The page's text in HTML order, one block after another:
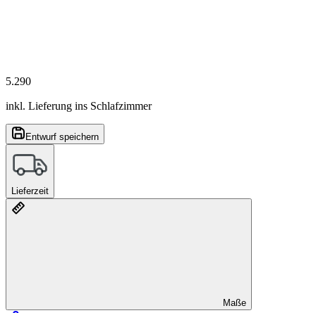
5.290
inkl. Lieferung ins Schlafzimmer
Entwurf speichern
Lieferzeit
Maße